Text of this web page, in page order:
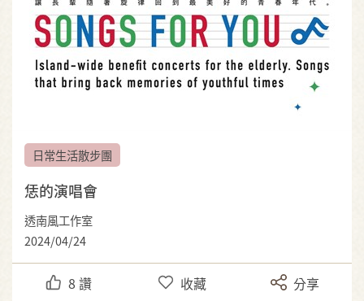
日常生活散步團
恁的演唱會
透南風工作室
2024/04/24
8 讚 收藏 分享